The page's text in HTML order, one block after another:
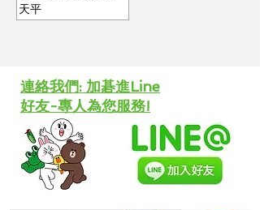
天平
​連絡我們: 加碁進Line
好友-專人為您服務!